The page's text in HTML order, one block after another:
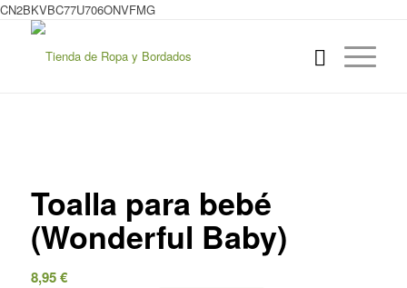
CN2BKVBC77U706ONVFMG
Toalla para bebé
(Wonderful Baby)
8,95€